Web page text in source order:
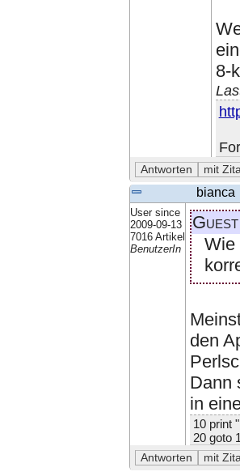
8-
bianca
User since
2009-09-13
7016 Artikel
BenutzerIn
Wie
den
Dann
in
10 print
20 goto